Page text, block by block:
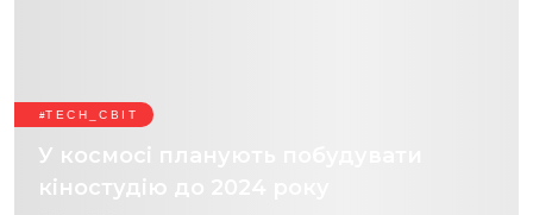
TECH_СВІТ
У космосі планують побудувати
кіностудію до 2024 року